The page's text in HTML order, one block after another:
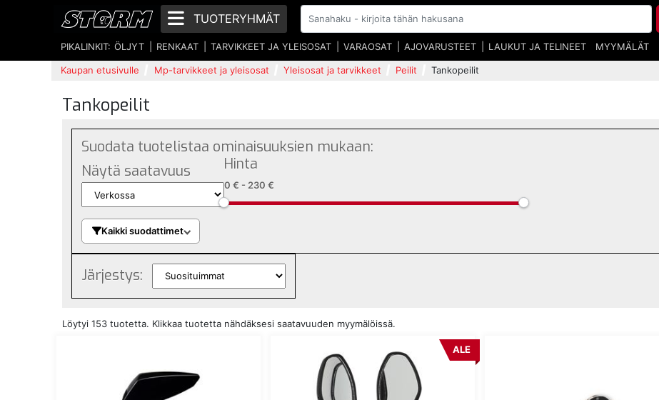
TUOTERYHMÄT
PIKALINKIT: ÖLJYT RENKAAT TARVIKKEET JA YLEISOSAT VARAOSAT AJOVARUSTEET LAUKUT JA TELINEET MYYMÄLÄT
Kaupan etusivulle Mp-tarvikkeet ja yleisosat Yleisosat ja tarvikkeet Peilit Tankopeilit
Tankopeilit
Suodata tuotelistaa ominaisuuksien mukaan:
Näytä saatavuus Hinta
0 € - 230 €
Kaikki suodattimet
Järjestys:
Löytyi 153 tuotetta. Klikkaa tuotetta nähdäksesi saatavuuden myymälöissä.
ALE